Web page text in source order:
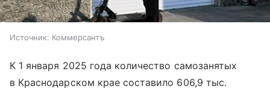
Источник: Коммерсантъ
К 1 января 2025 года количество самозанятых
в Краснодарском крае составило 606,9 тыс.